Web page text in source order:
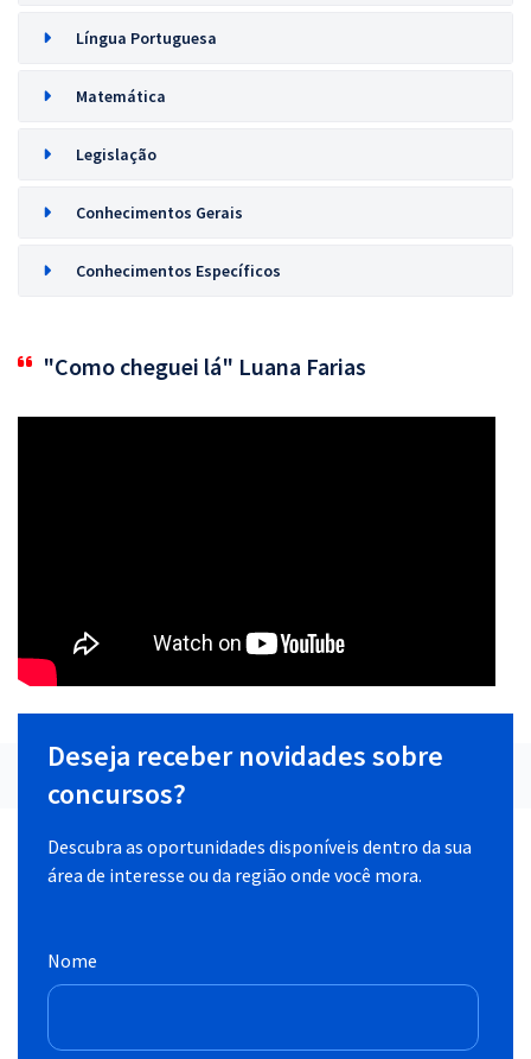
Língua Portuguesa
Matemática
Legislação
Conhecimentos Gerais
Conhecimentos Específicos
"Como cheguei lá" Luana Farias
Deseja receber novidades sobre
concursos?
Descubra as oportunidades disponíveis dentro da sua
área de interesse ou da região onde você mora.
Nome